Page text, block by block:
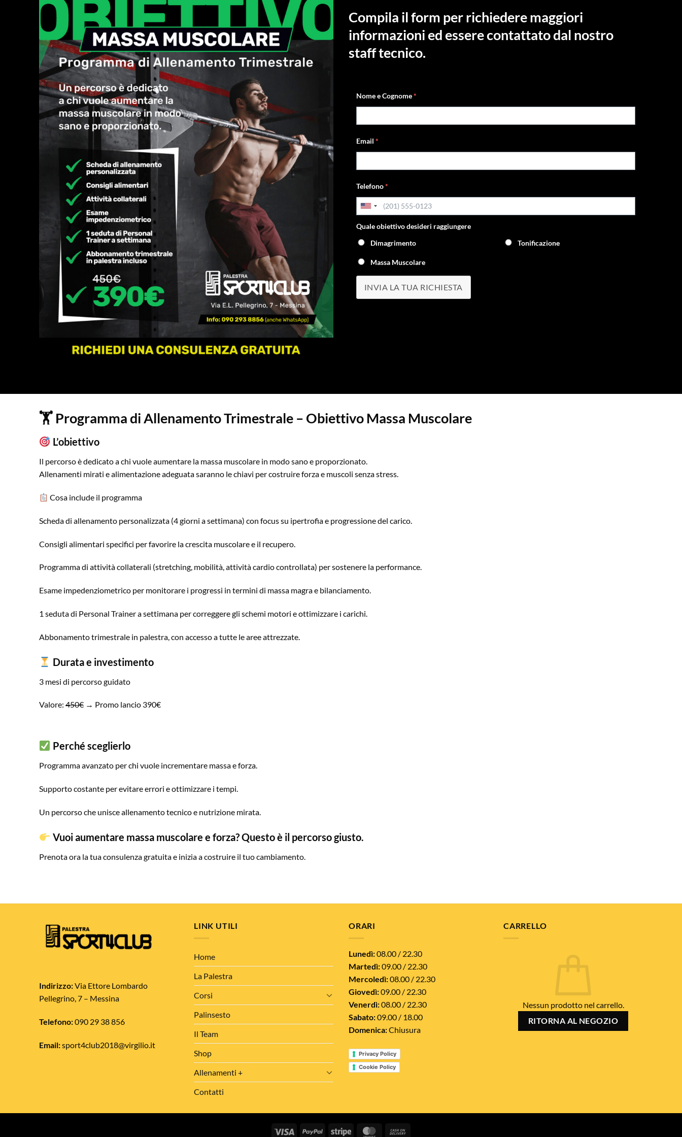
Compila il form per richiedere maggiori
informazioni ed essere contattato dal nostro
staff tecnico.
Nome e Cognome*
Email *
Telefono*
Quale obiettivo desideri raggiungere
Dimagrimento
Tonificazione
Massa Muscolare
INVIA LA TUA RICHIESTA
🏋️ Programma di Allenamento Trimestrale – Obiettivo Massa Muscolare
L’obiettivo
Il percorso è dedicato a chi vuole aumentare la massa muscolare in modo sano e proporzionato.
Allenamenti mirati e alimentazione adeguata saranno le chiavi per costruire forza e muscoli senza stress.
Cosa include il programma
Scheda di allenamento personalizzata (4 giorni a settimana) con focus su ipertrofia e progressione del carico.
Consigli alimentari specifici per favorire la crescita muscolare e il recupero.
Programma di attività collaterali (stretching, mobilità, attività cardio controllata) per sostenere la performance.
Esame impedenziometrico per monitorare i progressi in termini di massa magra e bilanciamento.
1 seduta di Personal Trainer a settimana per correggere gli schemi motori e ottimizzare i carichi.
Abbonamento trimestrale in palestra, con accesso a tutte le aree attrezzate.
Durata e investimento
3 mesi di percorso guidato
Valore: 450€ → Promo lancio 390€
Perché sceglierlo
Programma avanzato per chi vuole incrementare massa e forza.
Supporto costante per evitare errori e ottimizzare i tempi.
Un percorso che unisce allenamento tecnico e nutrizione mirata.
Vuoi aumentare massa muscolare e forza? Questo è il percorso giusto.
Prenota ora la tua consulenza gratuita e inizia a costruire il tuo cambiamento.
Indirizzo:Via Ettore Lombardo
Pellegrino, 7 – Messina
Telefono:090 29 38 856
Email:sport4club2018@virgilio.it
LINK UTILI
Home
La Palestra
Corsi
Palinsesto
Il Team
Shop
Allenamenti +
Contatti
ORARI
Lunedì:08.00 / 22.30
Martedì:09.00 / 22.30
Mercoledì:08.00 / 22.30
Giovedì:09.00 / 22.30
Venerdì:08.00 / 22.30
Sabato:09.00 / 18.00
Domenica:Chiusura
Privacy Policy
Cookie Policy
CARRELLO
Nessun prodotto nel carrello.
RITORNA AL NEGOZIO